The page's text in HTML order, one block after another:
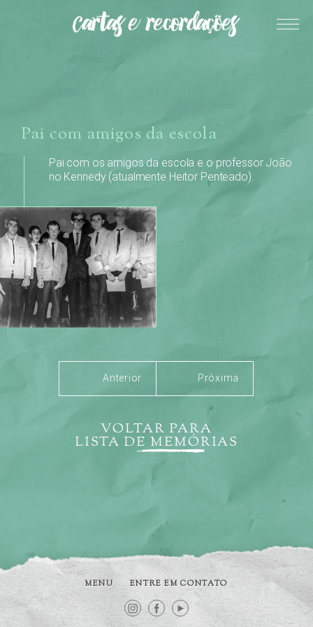
Pai com amigos da escola
Pai com os amigos da escola e o professor João
no Kennedy (atualmente Heitor Penteado).
Anterior
VOLTAR PARA
LISTA DE MEMÓRIAS
Próxima
MENU ENTRE EM CONTATO